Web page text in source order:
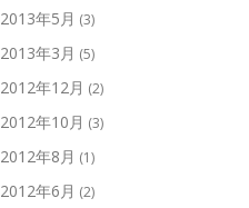
2013年5月 (3)
2013年3月 (5)
2012年12月 (2)
2012年10月 (3)
2012年8月 (1)
2012年6月 (2)